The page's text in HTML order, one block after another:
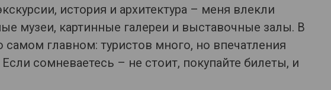
история и архитектура – меня влекли
музеи, картинные галереи и выставочные залы. В
самом главном: туристов много, но впечатления
сомневаетесь – не стоит, покупайте билеты, и